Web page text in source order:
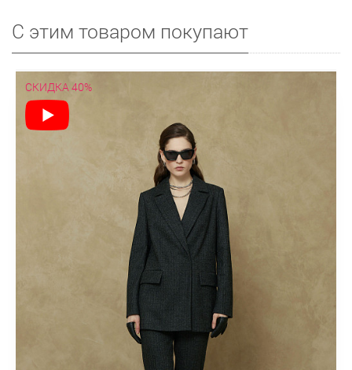
С этим товаром покупают
СКИДКА 40%